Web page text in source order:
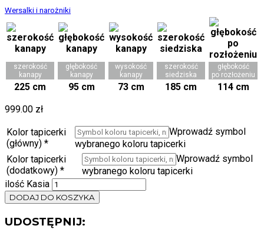
Wersalki i narożniki
szerokość
kanapy
głębokość
kanapy
wysokość
kanapy
szerokość
siedziska
głębokość
po rozłożeniu
225 cm 95 cm 73 cm 185 cm
114 cm
999.00 zł
Kolor tapicerki
(główny) *
Wprowadź symbol
wybranego koloru tapicerki
Kolor tapicerki
(dodatkowy) *
Wprowadź symbol
wybranego koloru tapicerki
ilość Kasia
DODAJ DO KOSZYKA
UDOSTĘPNIJ: